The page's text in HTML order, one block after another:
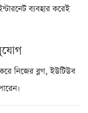
ব্যবহার করেই
নিজের ব্লগ, ইউটিউব